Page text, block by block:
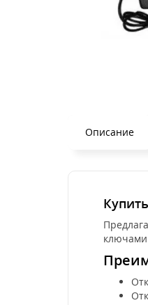
Описание
ключами